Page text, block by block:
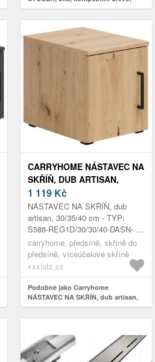
40/40/41 cm
CARRYHOME NÁSTAVEC NA
SKŘÍŇ, DUB ARTISAN,
30/35/40 CM
1 119 Kč
NÁSTAVEC NA SKŘÍŇ, dub
artisan, 30/35/40 cm - TYP:
S588-REG1D/30/30/40-DASN- -
FMIX70-KPL01, DUB - 1
DVEŘE, Š/V/H: 30/35/40CM
carryhome, předsíně, skříně do
předsíně, víceúčelové skříně
xxxlutz.cz
Podobně jako Carryhome
NÁSTAVEC NA SKŘÍŇ, dub artisan,
30/35/40 cm